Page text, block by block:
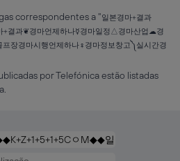
correspondentes a "일본경마+결과
+결과❦경마언제하나☿경마일정△경마산업☁경
장경마시행언제하나♀경마정보창고༽실시간경
por Telefónica estão listadas